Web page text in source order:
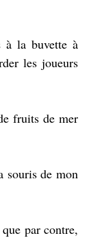
à la buvette à
les joueurs
fruits de mer
souris de mon
par contre,